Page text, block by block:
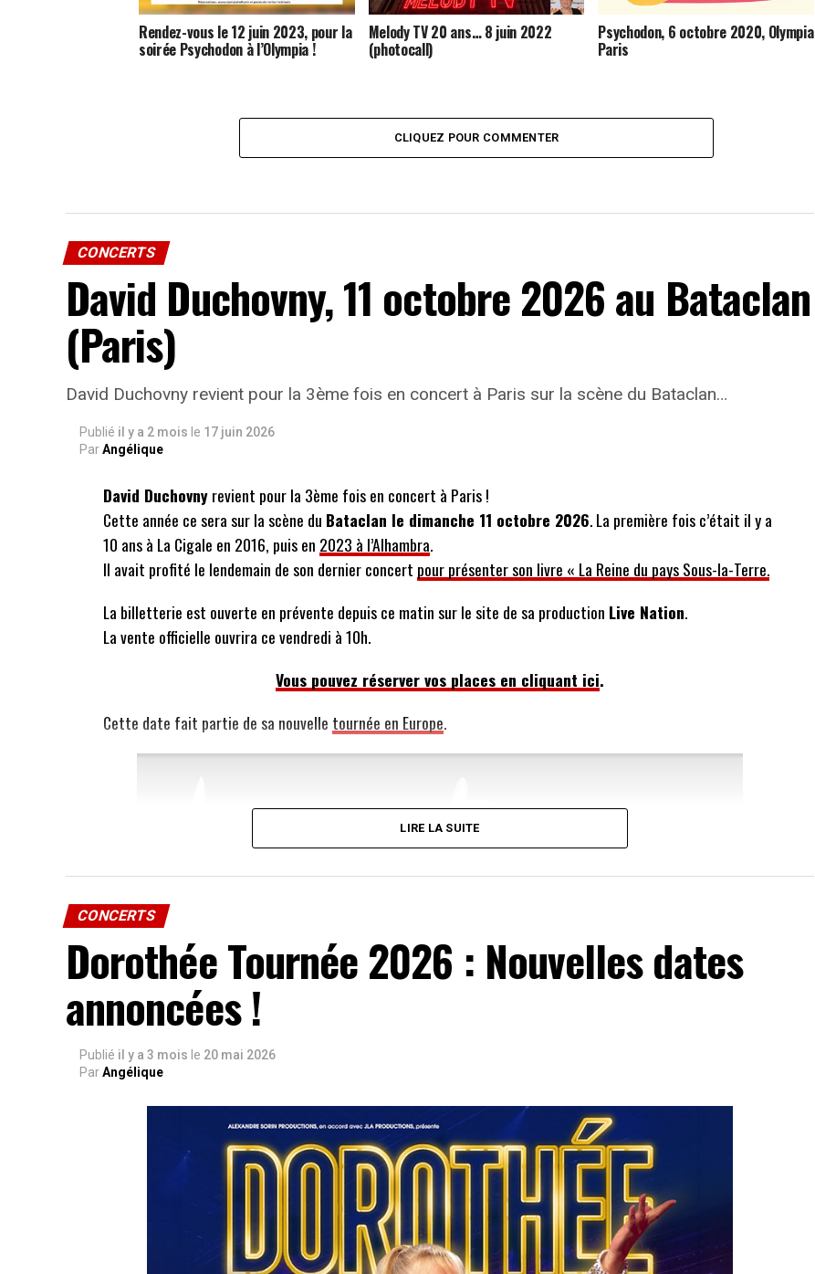
Rendez-vous le 12 juin 2023, pour la
soirée Psychodon à l’Olympia !
Melody TV 20 ans… 8 juin 2022
(photocall)
Psychodon, 6 octobre 2020, Olympia
Paris
CLIQUEZ POUR COMMENTER
CONCERTS
David Duchovny, 11 octobre 2026 au Bataclan
(Paris)
David Duchovny revient pour la 3ème fois en concert à Paris sur la scène du Bataclan…
Publié il y a 2 mois le 17 juin 2026
ParAngélique
David Duchovnyrevient pour la 3ème fois en concert à Paris !
Cette année ce sera sur la scène du Bataclan le dimanche 11 octobre 2026. La première fois c’était il y a
10 ans à La Cigale en 2016, puis en 2023 à l’Alhambra.
Il avait profité le lendemain de son dernier concert pour présenter son livre « La Reine du pays Sous-la-Terre.
La billetterie est ouverte en prévente depuis ce matin sur le site de sa production Live Nation.
La vente officielle ouvrira ce vendredi à 10h.
Vous pouvez réserver vos places en cliquant ici.
Cette date fait partie de sa nouvelle tournée en Europe.
LIRE LA SUITE
CONCERTS
Dorothée Tournée 2026 : Nouvelles dates
annoncées !
Publié il y a 3 mois le 20 mai 2026
ParAngélique